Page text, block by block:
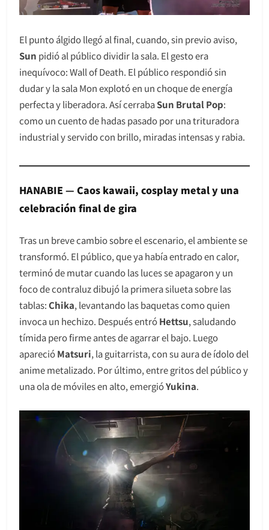
El punto álgido llegó al final, cuando, sin previo aviso,
Sun pidió al público dividir la sala. El gesto era
inequívoco: Wall of Death. El público respondió sin
dudar y la sala Mon explotó en un choque de energía
perfecta y liberadora. Así cerrabaSun Brutal Pop:
como un cuento de hadas pasado por una trituradora
industrial y servido con brillo, miradas intensas y rabia.
HANABIE — Caos kawaii, cosplay metal y una
celebración final de gira
Tras un breve cambio sobre el escenario, el ambiente se
transformó. El público, que ya había entrado en calor,
terminó de mutar cuando las luces se apagaron y un
foco de contraluz dibujó la primera silueta sobre las
tablas:Chika, levantando las baquetas como quien
invoca un hechizo. Después entróHettsu, saludando
tímida pero firme antes de agarrar el bajo. Luego
aparecióMatsuri, la guitarrista, con su aura de ídolo del
anime metalizado. Por último, entre gritos del público y
una ola de móviles en alto, emergióYukina.